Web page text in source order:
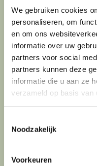
We gebruiken cookies
personaliseren, om
en om ons
informatie over uw
partners voor social
partners kunnen deze
informatie die u aan ze
verzameld op basis van
Noodzakelijk
Voorkeuren
BUSINESS
CONSULTING